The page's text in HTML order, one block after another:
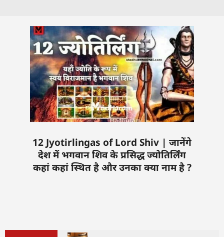
12 Jyotirlingas of Lord Shiv | जानेंगे
देश में भगवान शिव के प्रसिद्ध ज्योतिर्लिंग
कहां कहां स्थित है और उनका क्या नाम है ?